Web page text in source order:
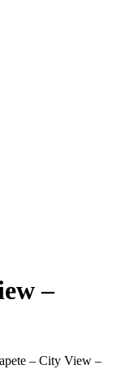
–
– City View –